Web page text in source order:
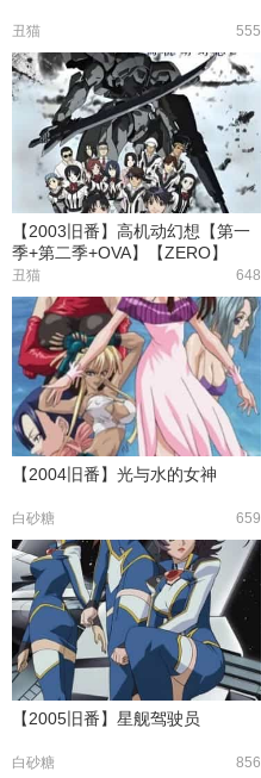
555
丑猫
【2003旧番】高机动幻想【第一
季+第二季+OVA】【ZERO】
648
丑猫
【2004旧番】光与水的女神
659
白砂糖
【2005旧番】星舰驾驶员
856
白砂糖